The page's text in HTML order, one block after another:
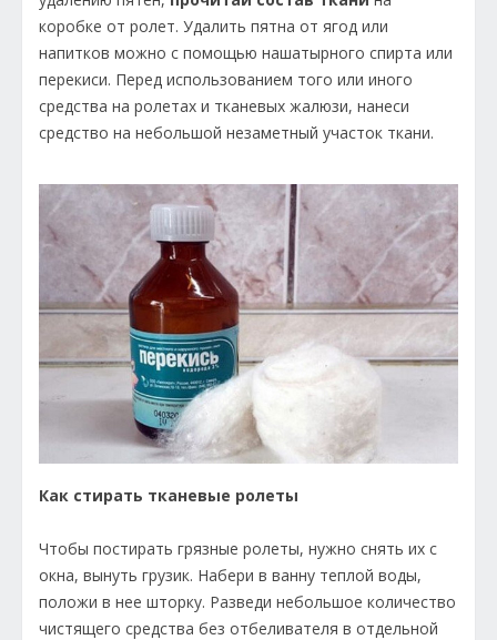
коробке от ролет. Удалить пятна от ягод или
напитков можно с помощью нашатырного спирта или
перекиси. Перед использованием того или иного
средства на ролетах и тканевых жалюзи, нанеси
средство на небольшой незаметный участок ткани.
Как стирать тканевые ролеты
Чтобы постирать грязные ролеты, нужно снять их с
окна, вынуть грузик. Набери в ванну теплой воды,
положи в нее шторку. Разведи небольшое количество
чистящего средства без отбеливателя в отдельной